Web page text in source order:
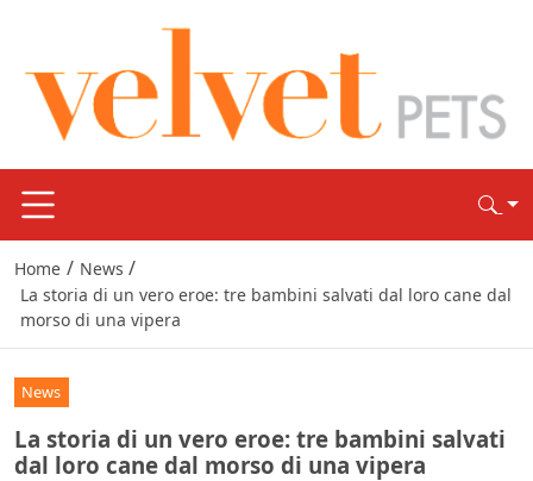
Home / News /
La storia di un vero eroe: tre bambini salvati dal loro cane dal
morso di una vipera
News
La storia di un vero eroe: tre bambini salvati
dal loro cane dal morso di una vipera